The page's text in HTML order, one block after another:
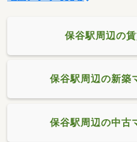
保谷駅周辺の
保谷駅周辺の新築
保谷駅周辺の中古